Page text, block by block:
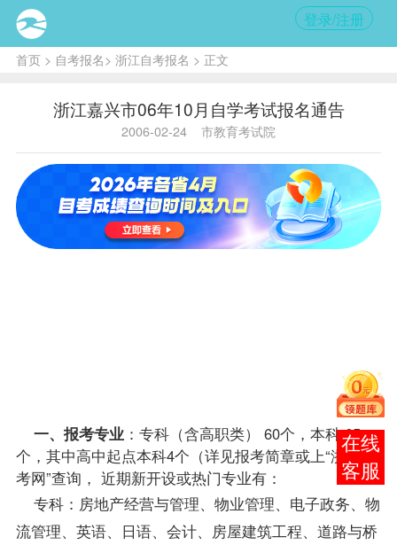
登录/注册
首页> 自考报名> 浙江自考报名 > 正文
浙江嘉兴市06年10月自学考试报名通告
2006-02-24 市教育考试院
内容提
时
间：2006
年3月1日
一、 报考专业：专科（含高职类） 60个，本科 65
个，其中高中起点本科4个（详见报考简章或上“浙江自
考网”查询， 近期新开设或热门专业有：
专科：房地产经营与管理、物业管理、电子政务、物
流管理、英语、日语、会计、房屋建筑工程、道路与桥
报考
咨询